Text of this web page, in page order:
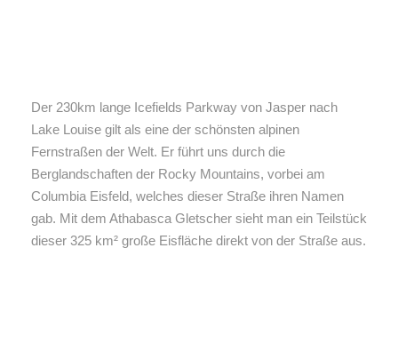
Der 230km lange Icefields Parkway von Jasper nach
Lake Louise gilt als eine der schönsten alpinen
Fernstraßen der Welt. Er führt uns durch die
Berglandschaften der Rocky Mountains, vorbei am
Columbia Eisfeld, welches dieser Straße ihren Namen
gab. Mit dem Athabasca Gletscher sieht man ein Teilstück
dieser 325 km² große Eisfläche direkt von der Straße aus.